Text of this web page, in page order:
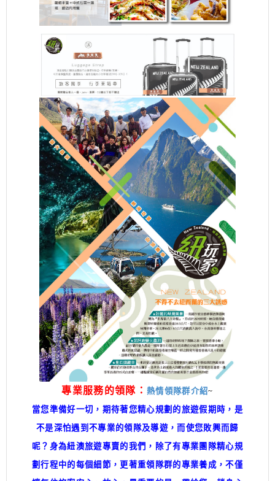
專業服務的領隊： 熱情領隊群介紹~
當您準備好一切，期待著您精心規劃的旅遊假期時，是
不是深怕遇到不專業的領隊及導遊，而使您敗興而歸
呢？身為紐澳旅遊專賣的我們，除了有專業團隊精心規
劃行程中的每個細節，更著重領隊群的專業養成，不僅